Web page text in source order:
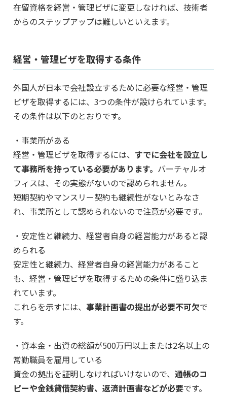
在留資格を経営・管理ビザに変更しなければ、技術者
からのステップアップは難しいといえます。
経営・管理ビザを取得する条件
外国人が日本で会社設立するために必要な経営・管理
ビザを取得するには、3つの条件が設けられています。
その条件は以下のとおりです。
・事業所がある
経営・管理ビザを取得するには、 すでに会社を設立し
て事務所を持っている必要があります。 バーチャルオ
フィスは、その実態がないので認められません。
短期契約やマンスリー契約も継続性がないとみなさ
れ、事業所として認められないので注意が必要です。
・安定性と継続力、経営者自身の経営能力があると認
められる
安定性と継続力、経営者自身の経営能力があること
も、経営・管理ビザを取得するための条件に盛り込ま
れています。
これらを示すには、 事業計画書の提出が必要不可欠で
す。
・資本金・出資の総額が500万円以上または2名以上の
常勤職員を雇用している
資金の拠出を証明しなければいけないので、 通帳のコ
ピーや金銭貸借契約書、返済計画書などが必要です。